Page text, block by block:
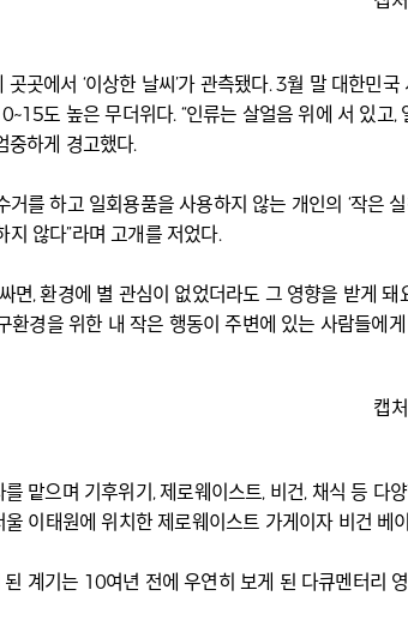
곳에서 ‘이상한 날씨’가 관측됐다. 3월 말 대한
도 높은 무더위다. “인류는 살얼음 위에 서 있
중하게 경고했다.
거를 하고 일회용품을 사용하지 않는 개인의 ‘작은
않다”라며 고개를 저었다.
면, 환경에 별 관심이 없었더라도 그 영향을 받게
경을 위한 내 작은 행동이 주변에 있는 사람들에
맡으며 기후위기, 제로웨이스트, 비건, 채식 등
이태원에 위치한 제로웨이스트 가게이자 비건 베
계기는 10여년 전에 우연히 보게 된 다큐멘터리